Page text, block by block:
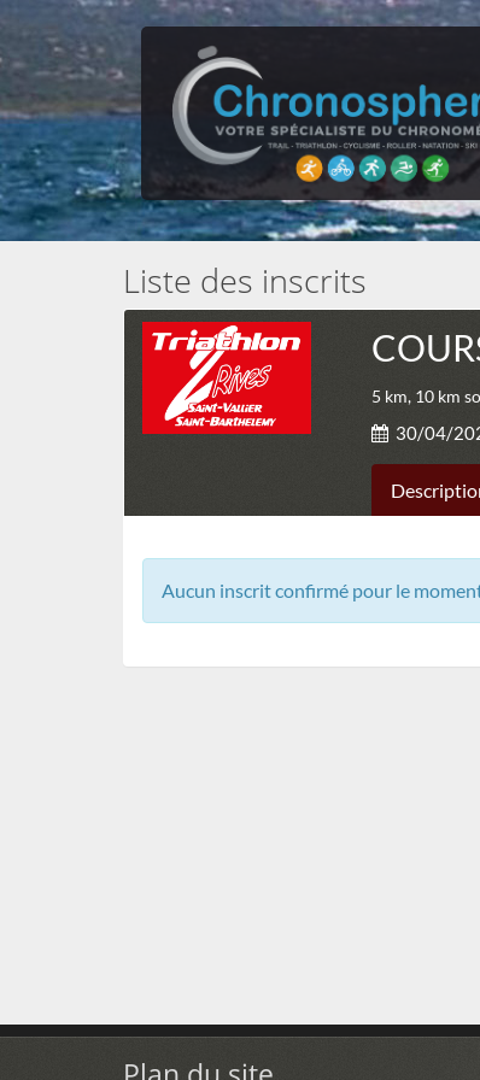
Liste des inscrits
5 km, 10 km
30/04/
Aucun inscrit confirmé pour le